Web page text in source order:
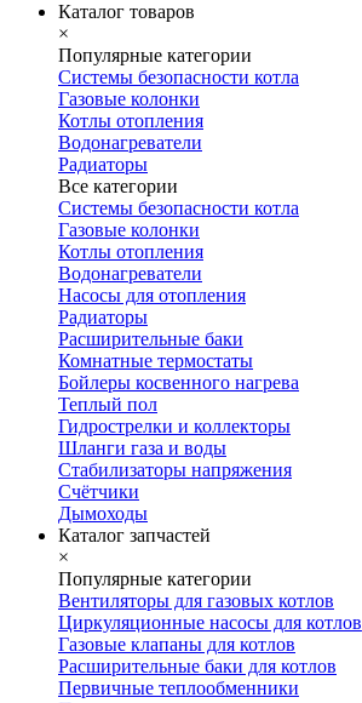
Каталог товаров
×
Популярные категории
Системы безопасности котла
Газовые колонки
Котлы отопления
Водонагреватели
Радиаторы
Все категории
Системы безопасности котла
Газовые колонки
Котлы отопления
Водонагреватели
Насосы для отопления
Радиаторы
Расширительные баки
Комнатные термостаты
Бойлеры косвенного нагрева
Теплый пол
Гидрострелки и коллекторы
Шланги газа и воды
Стабилизаторы напряжения
Счётчики
Дымоходы
Каталог запчастей
×
Популярные категории
Вентиляторы для газовых котлов
Циркуляционные насосы для котлов
Газовые клапаны для котлов
Расширительные баки для котлов
Первичные теплообменники